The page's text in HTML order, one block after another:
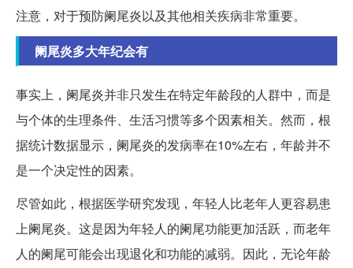
注意，对于预防阑尾炎以及其他相关疾病非常重要。
阑尾炎多大年纪会有
事实上，阑尾炎并非只发生在特定年龄段的人群中，而是
与个体的生理条件、生活习惯等多个因素相关。然而，根
据统计数据显示，阑尾炎的发病率在10%左右，年龄并不
是一个决定性的因素。
尽管如此，根据医学研究发现，年轻人比老年人更容易患
上阑尾炎。这是因为年轻人的阑尾功能更加活跃，而老年
人的阑尾可能会出现退化和功能的减弱。因此，无论年龄